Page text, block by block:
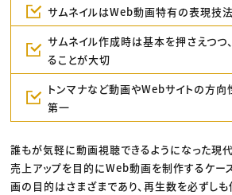
サムネイルはWeb動画特有の表現技
サムネイル作成時は基本を押さえつつ
ることが大切
トンマナなど動画やWebサイトの方
第一
誰もが気軽に動画視聴できるようになった現代
売上アップを目的にWeb動画を制作するケー
画の目的はさまざまであり、再生数を必ずし